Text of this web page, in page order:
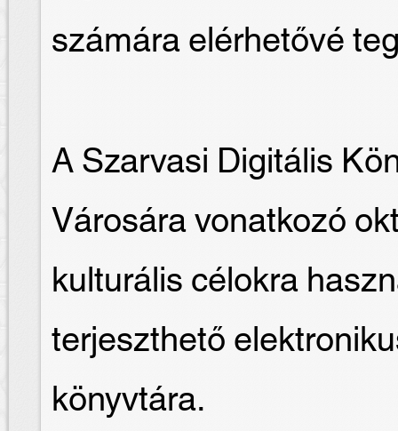
számára elérhetővé
A Szarvasi Digitális
Városára vonatkozó
kulturális célokra
terjeszthető
könyvtára.